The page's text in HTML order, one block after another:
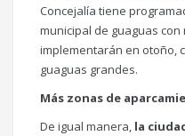
Concejalía tiene
municipal de guaguas
implementarán en otoño,
guaguas grandes.
Más zonas de
De igual manera, la